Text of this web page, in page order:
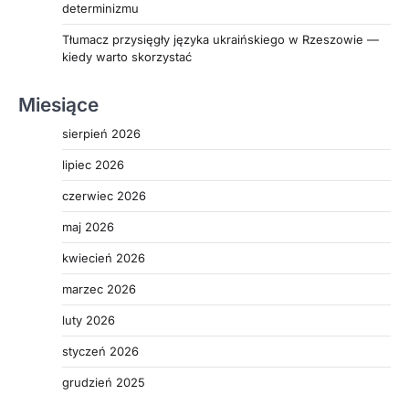
determinizmu
Tłumacz przysięgły języka ukraińskiego w Rzeszowie —
kiedy warto skorzystać
Miesiące
sierpień 2026
lipiec 2026
czerwiec 2026
maj 2026
kwiecień 2026
marzec 2026
luty 2026
styczeń 2026
grudzień 2025